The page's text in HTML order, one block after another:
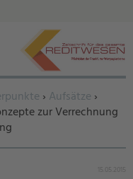
› Aufsätze ›
zur Verrechnung